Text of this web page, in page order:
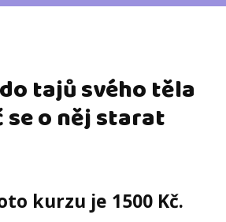
tajů svého těla
se o něj starat
kurzu je 1500 Kč.